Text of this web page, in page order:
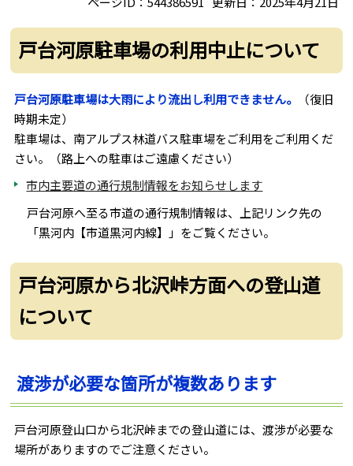
戸台河原駐車場の利用中止について
戸台河原駐車場は大雨により流出し利用できません。
（復旧
時期未定）
駐車場は、南アルプス林道バス駐車場をご利用をご利用くだ
さい。（路上への駐車はご遠慮ください）
市内主要道の通行規制情報をお知らせします
戸台河原へ至る市道の通行規制情報は、上記リンク先の
「黒河内【市道黒河内線】」をご覧ください。
戸台河原から北沢峠方面への登山道
について
渡渉が必要な箇所が複数あります
戸台河原登山口から北沢峠までの登山道には、渡渉が必要な
場所がありますのでご注意ください。